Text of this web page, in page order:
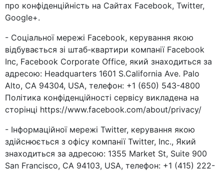
про конфіденційність на Сайтах Facebook, Twitter,
Google+.
- Соціальної мережі Facebook, керування якою
відбувається зі штаб-квартири компанії Facebook
Inc, Facebook Corporate Office, який знаходиться за
адресою: Headquarters 1601 S.California Ave. Palo
Alto, CA 94304, USA, телефон: +1 (650) 543-4800
Політика конфіденційності сервісу викладена на
сторінці https://www.facebook.com/about/privacy/
- Інформаційної мережі Twitter, керування якою
здійснюється з офісу компанії Twitter, Inc., Який
знаходиться за адресою: 1355 Market St, Suite 900
San Francisco, CA 94103, USA, телефон: +1 (415) 222-